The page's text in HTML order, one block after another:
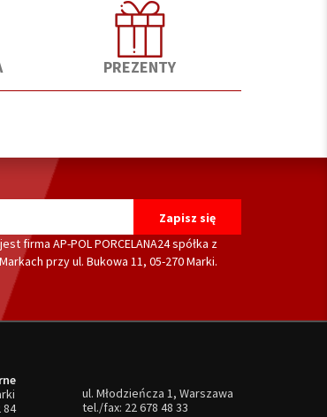
PREZENTY
firma AP-POL PORCELANA24 spółka z
przy ul. Bukowa 11, 05-270 Marki.
84
ul. Młodzieńcza 1, Warszawa
tel./fax: 22 678 48 33